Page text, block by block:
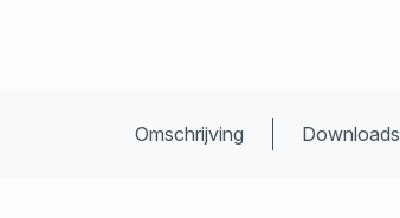
Omschrijving Downloads